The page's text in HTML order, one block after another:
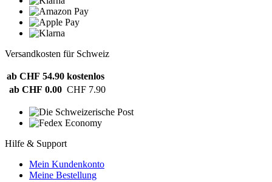
Versandkosten für Schweiz
ab CHF 54.90 kostenlos
ab CHF 0.00 CHF 7.90
Hilfe & Support
Mein Kundenkonto
Meine Bestellung